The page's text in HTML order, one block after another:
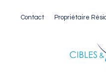
Contact Propriétaire